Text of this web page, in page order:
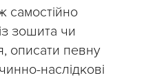
самостійно
зошита чи
описати певну
наслідкові